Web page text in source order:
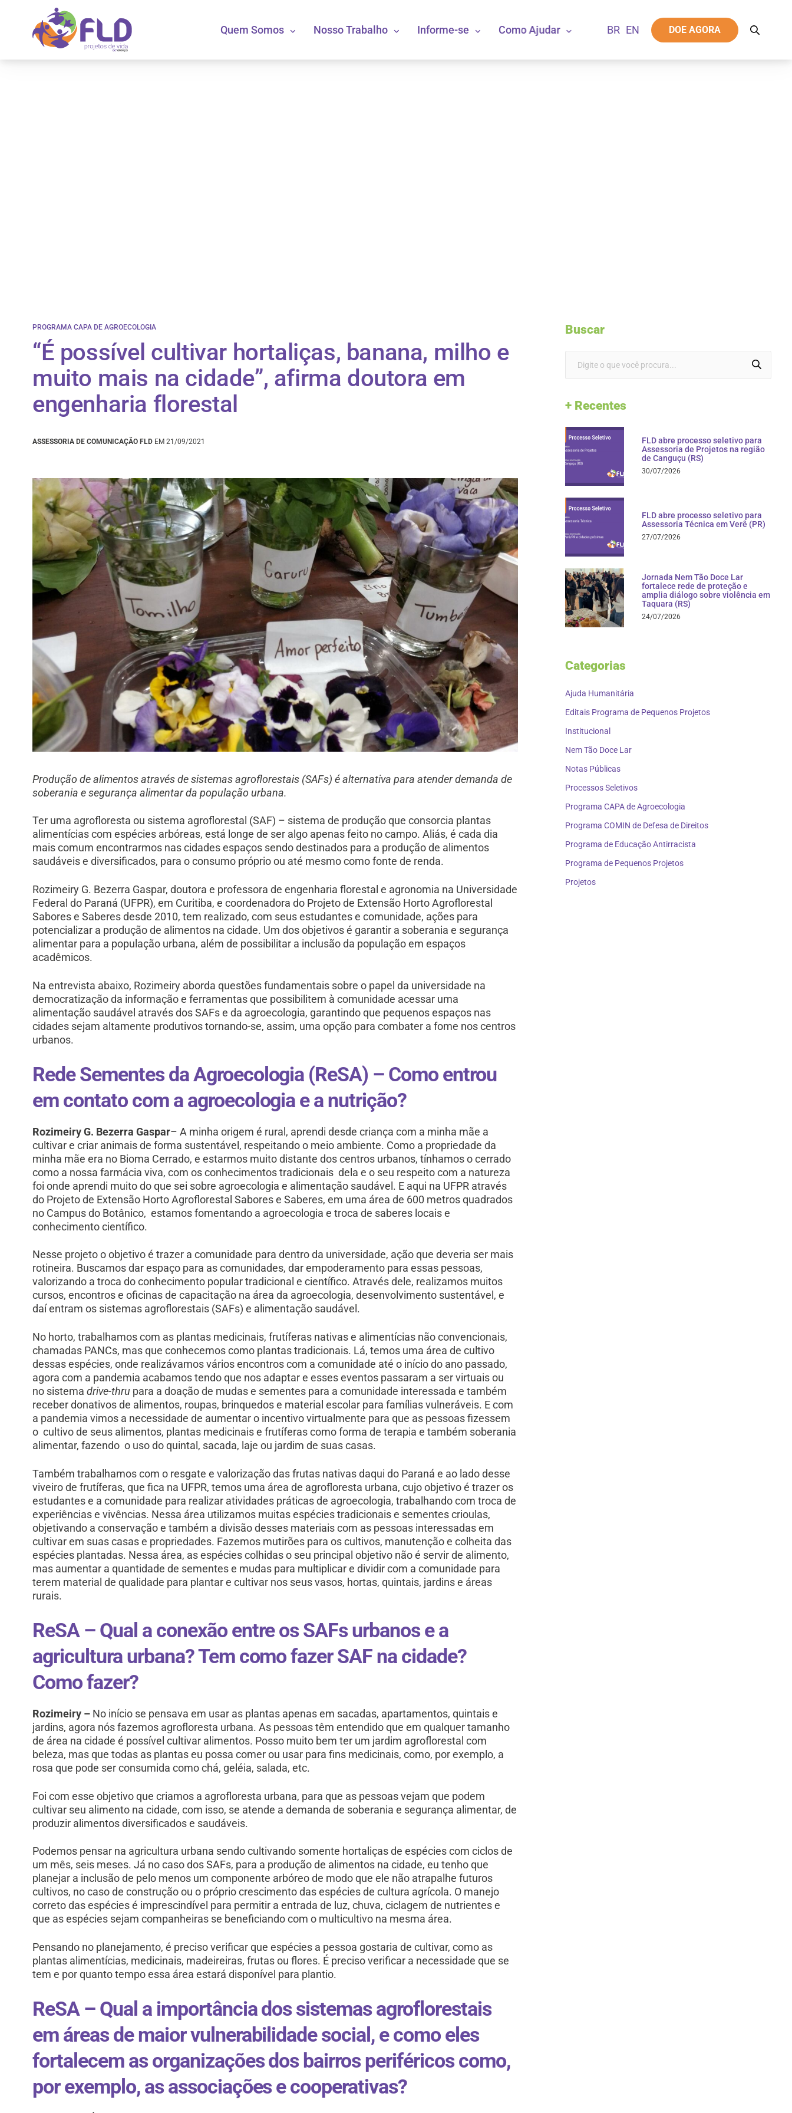
Quem Somos Nosso Trabalho Informe-se Como Ajudar DOE AGORA
PROGRAMA CAPA DE AGROECOLOGIA
“É possível cultivar hortaliças, banana, milho e
muito mais na cidade”, afirma doutora em
engenharia florestal
ASSESSORIA DE COMUNICAÇÃO FLD EM 21/09/2021
Produção de alimentos através de sistemas agroflorestais (SAFs) é alternativa para atender demanda de
soberania e segurança alimentar da população urbana.
Ter uma agrofloresta ou sistema agroflorestal (SAF) – sistema de produção que consorcia plantas
alimentícias com espécies arbóreas, está longe de ser algo apenas feito no campo. Aliás, é cada dia
mais comum encontrarmos nas cidades espaços sendo destinados para a produção de alimentos
saudáveis e diversificados, para o consumo próprio ou até mesmo como fonte de renda.
Rozimeiry G. Bezerra Gaspar, doutora e professora de engenharia florestal e agronomia na Universidade
Federal do Paraná (UFPR), em Curitiba, e coordenadora do Projeto de Extensão Horto Agroflorestal
Sabores e Saberes desde 2010, tem realizado, com seus estudantes e comunidade, ações para
potencializar a produção de alimentos na cidade. Um dos objetivos é garantir a soberania e segurança
alimentar para a população urbana, além de possibilitar a inclusão da população em espaços
acadêmicos.
Na entrevista abaixo, Rozimeiry aborda questões fundamentais sobre o papel da universidade na
democratização da informação e ferramentas que possibilitem à comunidade acessar uma
alimentação saudável através dos SAFs e da agroecologia, garantindo que pequenos espaços nas
cidades sejam altamente produtivos tornando-se, assim, uma opção para combater a fome nos centros
urbanos.
Rede Sementes da Agroecologia (ReSA) – Como entrou
em contato com a agroecologia e a nutrição?
Rozimeiry G. Bezerra Gaspar– A minha origem é rural, aprendi desde criança com a minha mãe a
cultivar e criar animais de forma sustentável, respeitando o meio ambiente. Como a propriedade da
minha mãe era no Bioma Cerrado, e estarmos muito distante dos centros urbanos, tínhamos o cerrado
como a nossa farmácia viva, com os conhecimentos tradicionais dela e o seu respeito com a natureza
foi onde aprendi muito do que sei sobre agroecologia e alimentação saudável. E aqui na UFPR através
do Projeto de Extensão Horto Agroflorestal Sabores e Saberes, em uma área de 600 metros quadrados
no Campus do Botânico, estamos fomentando a agroecologia e troca de saberes locais e
conhecimento científico.
Nesse projeto o objetivo é trazer a comunidade para dentro da universidade, ação que deveria ser mais
rotineira. Buscamos dar espaço para as comunidades, dar empoderamento para essas pessoas,
valorizando a troca do conhecimento popular tradicional e científico. Através dele, realizamos muitos
cursos, encontros e oficinas de capacitação na área da agroecologia, desenvolvimento sustentável, e
daí entram os sistemas agroflorestais (SAFs) e alimentação saudável.
No horto, trabalhamos com as plantas medicinais, frutíferas nativas e alimentícias não convencionais,
chamadas PANCs, mas que conhecemos como plantas tradicionais. Lá, temos uma área de cultivo
dessas espécies, onde realizávamos vários encontros com a comunidade até o início do ano passado,
agora com a pandemia acabamos tendo que nos adaptar e esses eventos passaram a ser virtuais ou
no sistemadrive-thru para a doação de mudas e sementes para a comunidade interessada e também
receber donativos de alimentos, roupas, brinquedos e material escolar para famílias vulneráveis. E com
a pandemia vimos a necessidade de aumentar o incentivo virtualmente para que as pessoas fizessem
o cultivo de seus alimentos, plantas medicinais e frutíferas como forma de terapia e também soberania
alimentar, fazendo o uso do quintal, sacada, laje ou jardim de suas casas.
Também trabalhamos com o resgate e valorização das frutas nativas daqui do Paraná e ao lado desse
viveiro de frutíferas, que fica na UFPR, temos uma área de agrofloresta urbana, cujo objetivo é trazer os
estudantes e a comunidade para realizar atividades práticas de agroecologia, trabalhando com troca de
experiências e vivências. Nessa área utilizamos muitas espécies tradicionais e sementes crioulas,
objetivando a conservação e também a divisão desses materiais com as pessoas interessadas em
cultivar em suas casas e propriedades. Fazemos mutirões para os cultivos, manutenção e colheita das
espécies plantadas. Nessa área, as espécies colhidas o seu principal objetivo não é servir de alimento,
mas aumentar a quantidade de sementes e mudas para multiplicar e dividir com a comunidade para
terem material de qualidade para plantar e cultivar nos seus vasos, hortas, quintais, jardins e áreas
rurais.
ReSA – Qual a conexão entre os SAFs urbanos e a
agricultura urbana? Tem como fazer SAF na cidade?
Como fazer?
Rozimeiry – No início se pensava em usar as plantas apenas em sacadas, apartamentos, quintais e
jardins, agora nós fazemos agrofloresta urbana. As pessoas têm entendido que em qualquer tamanho
de área na cidade é possível cultivar alimentos. Posso muito bem ter um jardim agroflorestal com
beleza, mas que todas as plantas eu possa comer ou usar para fins medicinais, como, por exemplo, a
rosa que pode ser consumida como chá, geléia, salada, etc.
Foi com esse objetivo que criamos a agrofloresta urbana, para que as pessoas vejam que podem
cultivar seu alimento na cidade, com isso, se atende a demanda de soberania e segurança alimentar, de
produzir alimentos diversificados e saudáveis.
Podemos pensar na agricultura urbana sendo cultivando somente hortaliças de espécies com ciclos de
um mês, seis meses. Já no caso dos SAFs, para a produção de alimentos na cidade, eu tenho que
planejar a inclusão de pelo menos um componente arbóreo de modo que ele não atrapalhe futuros
cultivos, no caso de construção ou o próprio crescimento das espécies de cultura agrícola. O manejo
correto das espécies é imprescindível para permitir a entrada de luz, chuva, ciclagem de nutrientes e
que as espécies sejam companheiras se beneficiando com o multicultivo na mesma área.
Pensando no planejamento, é preciso verificar que espécies a pessoa gostaria de cultivar, como as
plantas alimentícias, medicinais, madeireiras, frutas ou flores. É preciso verificar a necessidade que se
tem e por quanto tempo essa área estará disponível para plantio.
ReSA – Qual a importância dos sistemas agroflorestais
em áreas de maior vulnerabilidade social, e como eles
fortalecem as organizações dos bairros periféricos como,
por exemplo, as associações e cooperativas?
Buscar
+ Recentes
FLD abre processo seletivo para
Assessoria de Projetos na região
de Canguçu (RS)
30/07/2026
FLD abre processo seletivo para
Assessoria Técnica em Verê (PR)
27/07/2026
Jornada Nem Tão Doce Lar
fortalece rede de proteção e
amplia diálogo sobre violência em
Taquara (RS)
24/07/2026
Categorias
Ajuda Humanitária
Editais Programa de Pequenos Projetos
Institucional
Nem Tão Doce Lar
Notas Públicas
Processos Seletivos
Programa CAPA de Agroecologia
Programa COMIN de Defesa de Direitos
Programa de Educação Antirracista
Programa de Pequenos Projetos
Projetos